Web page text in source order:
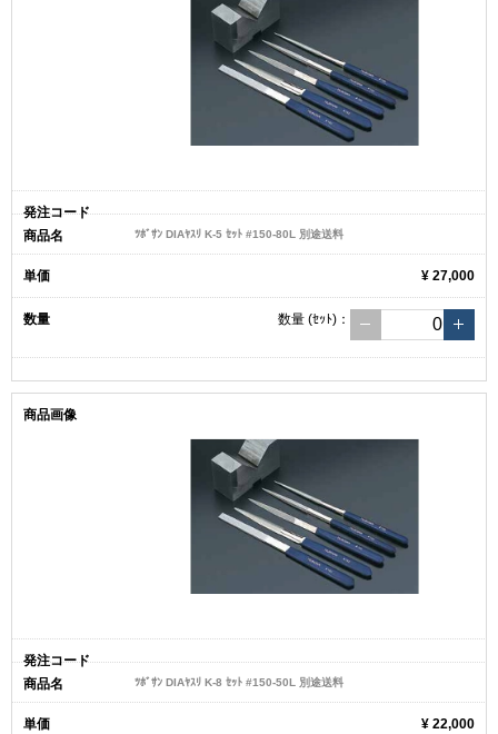
ﾂﾎﾞｻﾝ DIAﾔｽﾘ K-5 ｾｯﾄ #150-80L 別途送料
¥ 27,000
数量 (ｾｯﾄ) ：
ﾂﾎﾞｻﾝ DIAﾔｽﾘ K-8 ｾｯﾄ #150-50L 別途送料
¥ 22,000